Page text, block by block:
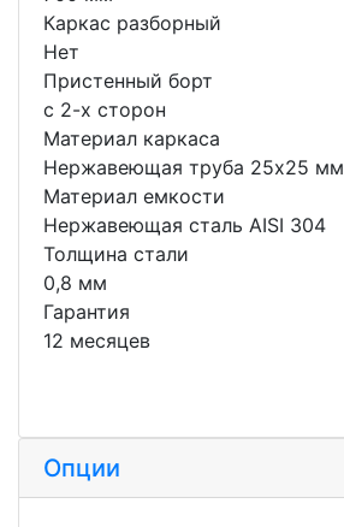
Каркас разборный
Нет
Пристенный борт
с 2-х сторон
Материал каркаса
Нержавеющая труба 25x25 мм
Материал емкости
Нержавеющая сталь AISI 304
Толщина стали
0,8 мм
Гарантия
12 месяцев
Опции